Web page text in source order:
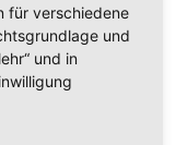
für verschiedene
und
und in